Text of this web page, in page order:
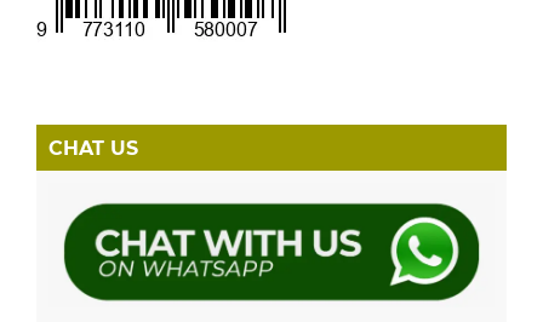
CHAT US